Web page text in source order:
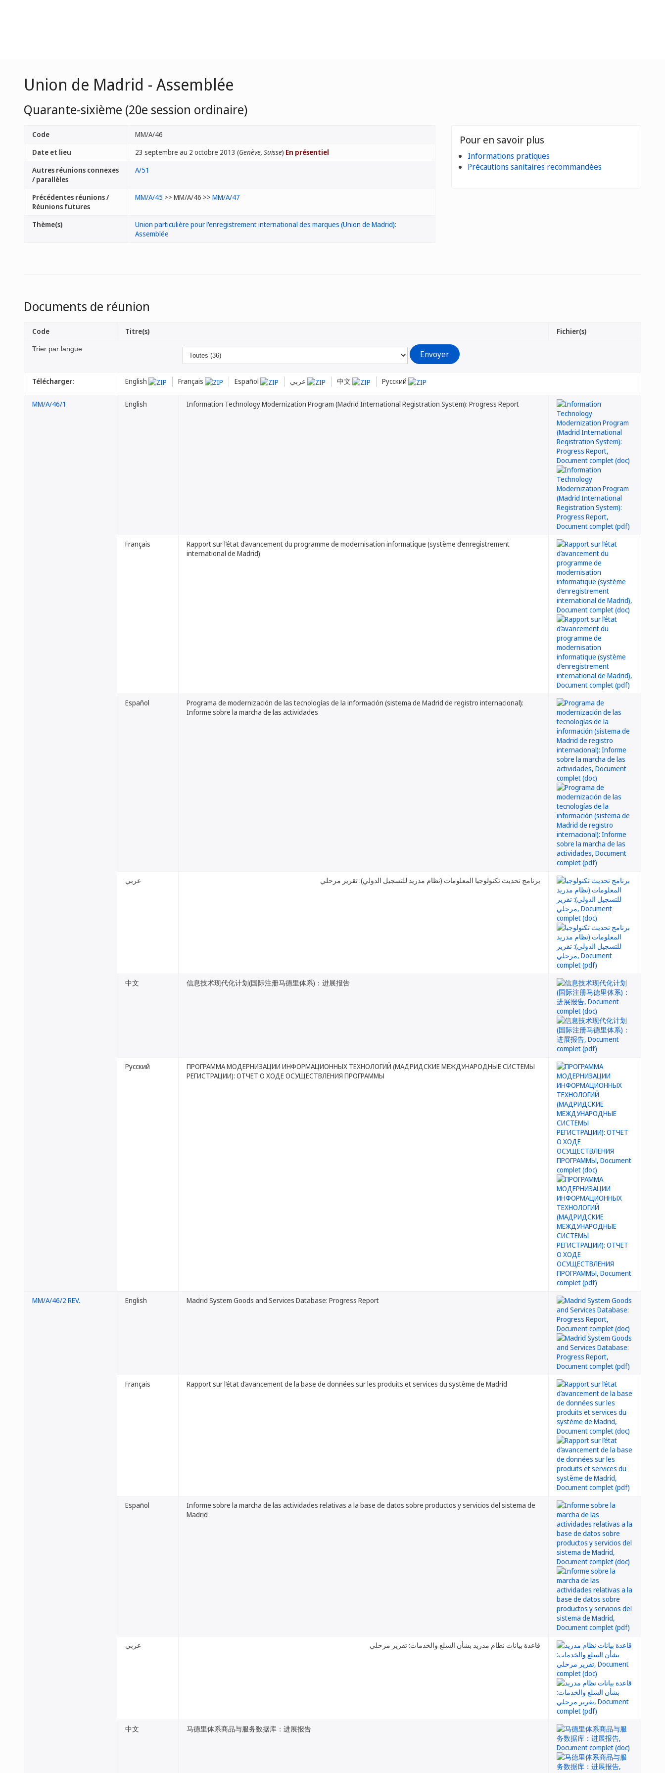
Union de Madrid - Assemblée
Quarante-sixième (20e session ordinaire)
Code
MM/A/46
Date et lieu
23 septembre au 2 octobre 2013 (Genève, Suisse) En présentiel
Autres réunions connexes
/ parallèles
A/51
Précédentes réunions /
Réunions futures
MM/A/45 >> MM/A/46 >> MM/A/47
Thème(s)
Union particulière pour l'enregistrement international des marques (Union de Madrid):
Assemblée
Pour en savoir plus
Informations pratiques
Précautions sanitaires recommandées
Documents de réunion
Trier par langue
Télécharger: English Français Español 中文 Русский
Code Titre(s) Fichier(s)
MM/A/46/1 English Information Technology Modernization Program (Madrid International Registration System): Progress Report
Français
Rapport sur l’état d’avancement du programme de modernisation informatique (système d’enregistrement
international de Madrid)
Español
Programa de modernización de las tecnologías de la información (sistema de Madrid de registro internacional):
Informe sobre la marcha de las actividades
عربي برنامج تحديث تكنولوجيا المعلومات (نظام مدريد للتسجيل الدولي): تقرير مرحلي
中文 信息技术现代化计划(国际注册马德里体系)：进展报告
Русский
ПРОГРАММА МОДЕРНИЗАЦИИ ИНФОРМАЦИОННЫХ ТЕХНОЛОГИЙ (МАДРИДСКИЕ МЕЖДУНАРОДНЫЕ СИСТЕМЫ
РЕГИСТРАЦИИ): ОТЧЕТ О ХОДЕ ОСУЩЕСТВЛЕНИЯ ПРОГРАММЫ
MM/A/46/2 REV. English Madrid System Goods and Services Database: Progress Report
Français Rapport sur l’état d’avancement de la base de données sur les produits et services du système de Madrid
Español
Informe sobre la marcha de las actividades relativas a la base de datos sobre productos y servicios del sistema de
Madrid
عربي قاعدة بيانات نظام مدريد بشأن السلع والخدمات: تقرير مرحلي
中文 马德里体系商品与服务数据库：进展报告